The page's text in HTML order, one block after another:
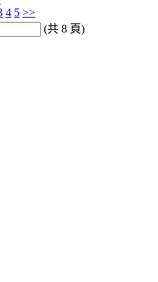
4 5 >>
(共 8 頁)